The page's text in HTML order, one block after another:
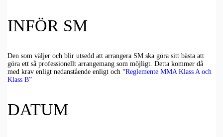
INFÖR SM
Den som väljer och blir utsedd att arrangera SM ska göra sitt bästa att
göra ett så professionellt arrangemang som möjligt. Detta kommer då
med krav enligt nedanstående enligt och “Reglemente MMA Klass A och
Klass B”
DATUM